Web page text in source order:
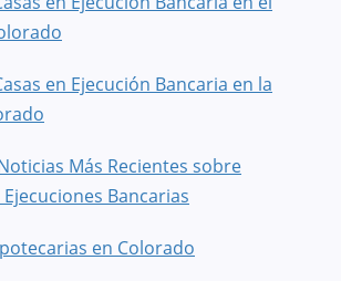
en Ejecución Bancaria en la
Más Recientes sobre
Bancarias
en Colorado